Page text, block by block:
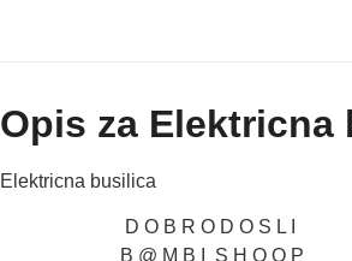
Opis za Elektricna
Elektricna busilica
D O B R O D O S L I
B @ M B I S H O O P